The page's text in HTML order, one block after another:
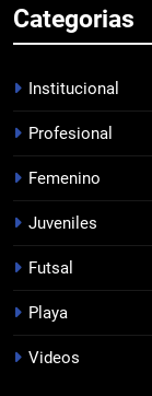
7
8
Categorias
Institucional
Profesional
Femenino
Juveniles
Futsal
Playa
Videos